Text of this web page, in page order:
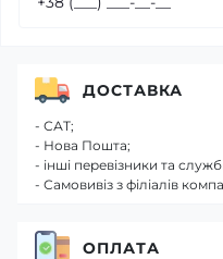
ДОСТАВКА
- САТ;
- Нова Пошта;
- інші перевізники та
- Самовивіз з філіалів
ОПЛАТА